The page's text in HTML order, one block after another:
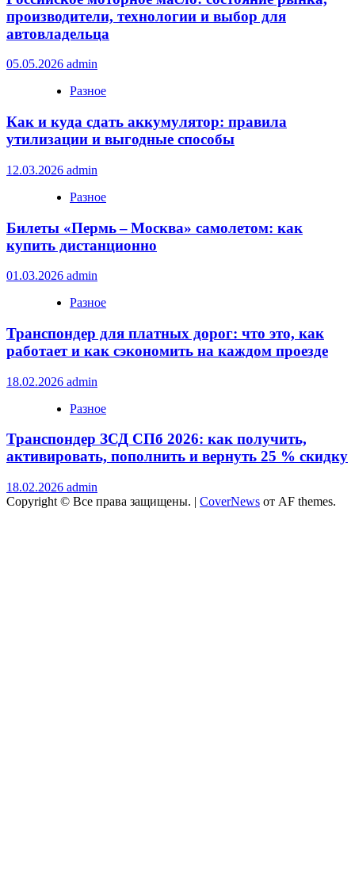
производители, технологии и выбор для
автовладельца
05.05.2026 admin
Разное
Как и куда сдать аккумулятор: правила
утилизации и выгодные способы
12.03.2026 admin
Разное
Билеты «Пермь – Москва» самолетом: как
купить дистанционно
01.03.2026 admin
Разное
Транспондер для платных дорог: что это, как
работает и как сэкономить на каждом проезде
18.02.2026 admin
Разное
Транспондер ЗСД СПб 2026: как получить,
активировать, пополнить и вернуть 25 % скидку
18.02.2026 admin
Copyright © Все права защищены. | CoverNews от AF themes.